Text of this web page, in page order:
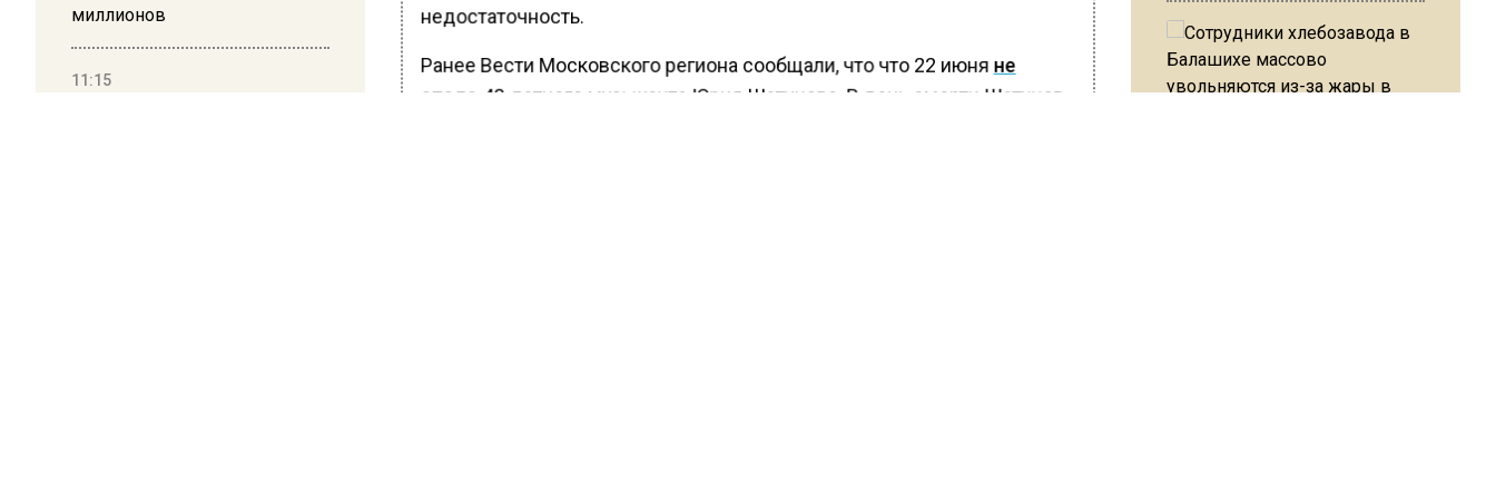
миллионов
11:15
недостаточность.
Ранее Вести Московского региона сообщали, что что 22 июняне
стало 48-летнего музыканта Юрия Шатунова. В день смерти Шатунов